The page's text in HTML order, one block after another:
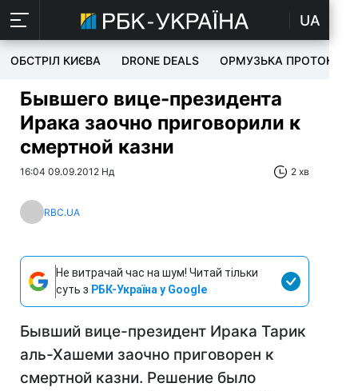
UA
ОБСТРІЛ КИЄВА DRONE DEALS ОРМУЗЬКА ПРОТОКА
Бывшего вице-президента
Ирака заочно приговорили к
смертной казни
16:04 09.09.2012 Нд 2 хв
RBC.UA
Не витрачай час на шум! Читай тільки
суть з РБК-Україна у Google
Бывший вице-президент Ирака Тарик
аль-Хашеми заочно приговорен к
смертной казни. Решение было